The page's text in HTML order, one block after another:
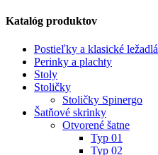
Katalóg produktov
Postieľky a klasické ležadlá
Perinky a plachty
Stoly
Stoličky
Stoličky Spinergo
Šatňové skrinky
Otvorené šatne
Typ 01
Typ 02